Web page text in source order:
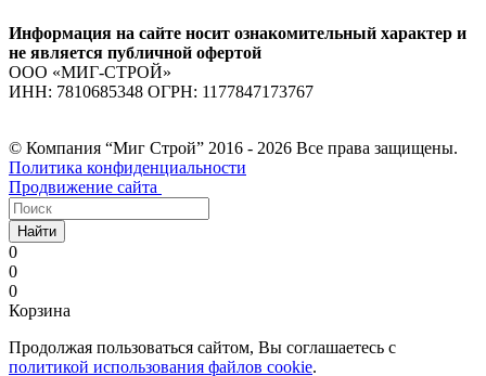
Информация на сайте носит ознакомительный характер и
не является публичной офертой
ООО «МИГ-СТРОЙ»
ИНН: 7810685348 ОГРН: 1177847173767
© Компания “Миг Строй” 2016 - 2026 Все права защищены.
Политика конфиденциальности
Продвижение сайта
Найти
0
0
0
Корзина
Продолжая пользоваться сайтом, Вы соглашаетесь с
политикой использования файлов cookie.